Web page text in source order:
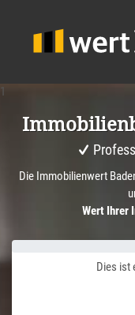
1
Die Immobilienwert
Wert Ihrer
Dies ist